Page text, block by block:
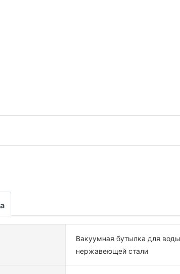
Вакуумная бутылка для
нержавеющей стали